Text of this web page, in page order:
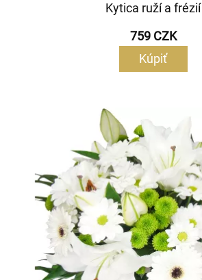
Kytica ruží a frézií
759 CZK
Kúpiť